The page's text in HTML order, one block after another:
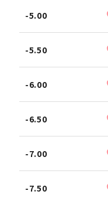
-5.00
-5.50
-6.00
-6.50
-7.00
-7.50